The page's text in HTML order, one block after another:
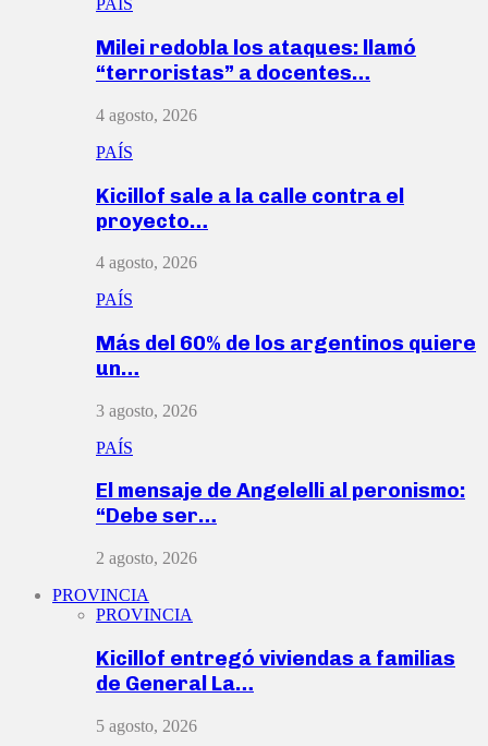
PAÍS
Milei redobla los ataques: llamó
“terroristas” a docentes…
4 agosto, 2026
PAÍS
Kicillof sale a la calle contra el
proyecto…
4 agosto, 2026
PAÍS
Más del 60% de los argentinos quiere
un…
3 agosto, 2026
PAÍS
El mensaje de Angelelli al peronismo:
“Debe ser…
2 agosto, 2026
PROVINCIA
PROVINCIA
Kicillof entregó viviendas a familias
de General La…
5 agosto, 2026